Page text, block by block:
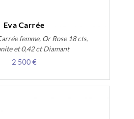
Eva Carrée
femme, Or Rose 18 cts,
et 0,42 ct Diamant
2 500 €